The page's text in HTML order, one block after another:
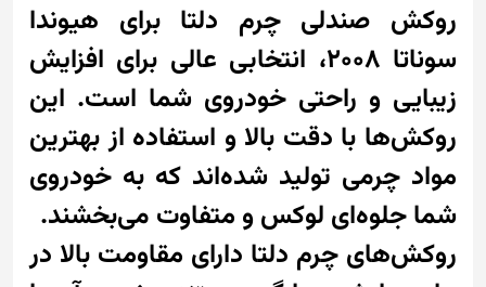
روکش صندلی چرم دلتا برای هیوندا
سوناتا 2008، انتخابی عالی برای افزایش
زیبایی و راحتی خودروی شما است. این
روکش‌ها با دقت بالا و استفاده از بهترین
مواد چرمی تولید شده‌اند که به خودروی
شما جلوه‌ای لوکس و متفاوت می‌بخشند.
روکش‌های چرم دلتا دارای مقاومت بالا در